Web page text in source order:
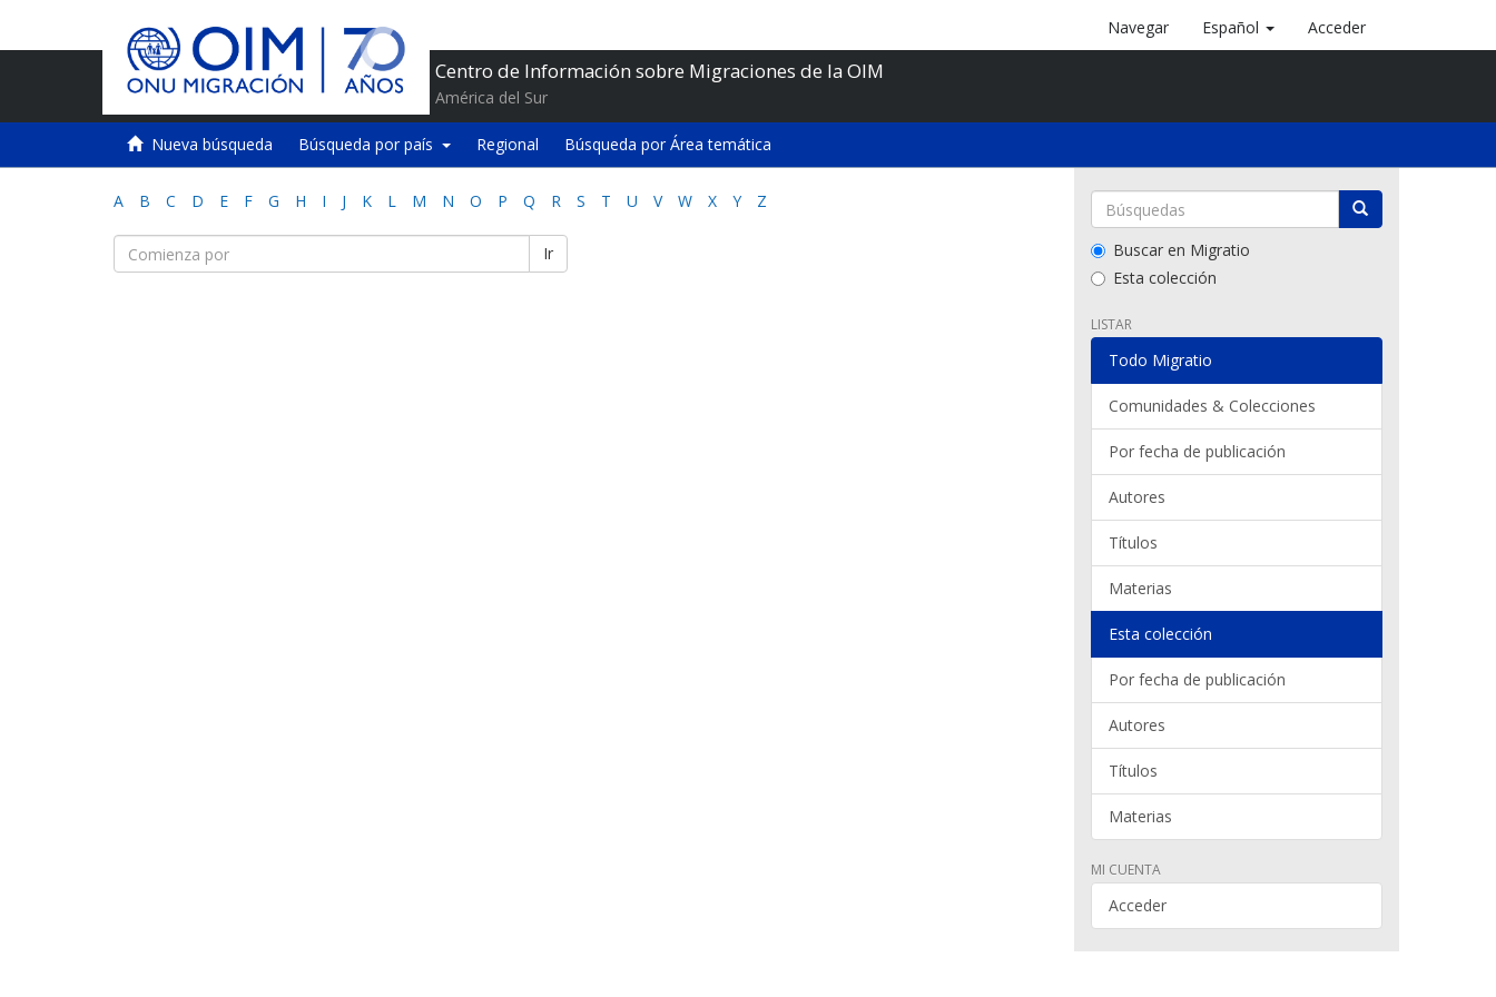
Centro de Información sobre Migraciones de la OIM
América del Sur
Navegar Español Acceder
Nueva búsqueda Búsqueda por país Regional Búsqueda por Área temática
A B C D E F G H I J K L M N O P Q R S T U V W X Y Z
Ir
Buscar en Migratio
Esta colección
LISTAR
Todo Migratio
Comunidades & Colecciones
Por fecha de publicación
Autores
Títulos
Materias
Esta colección
Por fecha de publicación
Autores
Títulos
Materias
MI CUENTA
Acceder